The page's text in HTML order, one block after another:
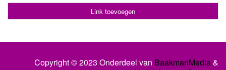
Link toevoegen
Copyright © 2023 Onderdeel van BaakmanMedia&